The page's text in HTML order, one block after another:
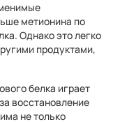
метионина по
Однако это легко
продуктами,
белка играет
восстановление
не только